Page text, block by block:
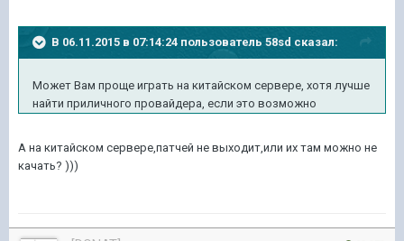
В 06.11.2015 в 07:14:24 пользователь 58sd сказал:
Может Вам проще играть на китайском сервере, хотя лучше
найти приличного провайдера, если это возможно
А на китайском сервере,патчей не выходит,или их там можно не
качать? )))